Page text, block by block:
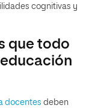
cognitivas y
que todo
docentes deben